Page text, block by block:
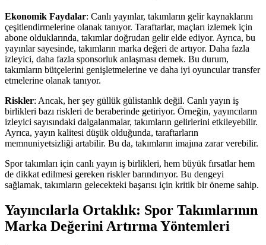
Ekonomik Faydalar: Canlı yayınlar, takımların gelir kaynaklarını
çeşitlendirmelerine olanak tanıyor. Taraftarlar, maçları izlemek için
abone olduklarında, takımlar doğrudan gelir elde ediyor. Ayrıca, bu
yayınlar sayesinde, takımların marka değeri de artıyor. Daha fazla
izleyici, daha fazla sponsorluk anlaşması demek. Bu durum,
takımların bütçelerini genişletmelerine ve daha iyi oyuncular transfer
etmelerine olanak tanıyor.
Riskler: Ancak, her şey güllük gülistanlık değil. Canlı yayın iş
birlikleri bazı riskleri de beraberinde getiriyor. Örneğin, yayıncıların
izleyici sayısındaki dalgalanmalar, takımların gelirlerini etkileyebilir.
Ayrıca, yayın kalitesi düşük olduğunda, taraftarların
memnuniyetsizliği artabilir. Bu da, takımların imajına zarar verebilir.
Spor takımları için canlı yayın iş birlikleri, hem büyük fırsatlar hem
de dikkat edilmesi gereken riskler barındırıyor. Bu dengeyi
sağlamak, takımların gelecekteki başarısı için kritik bir öneme sahip.
Yayıncılarla Ortaklık: Spor Takımlarının
Marka Değerini Artırma Yöntemleri